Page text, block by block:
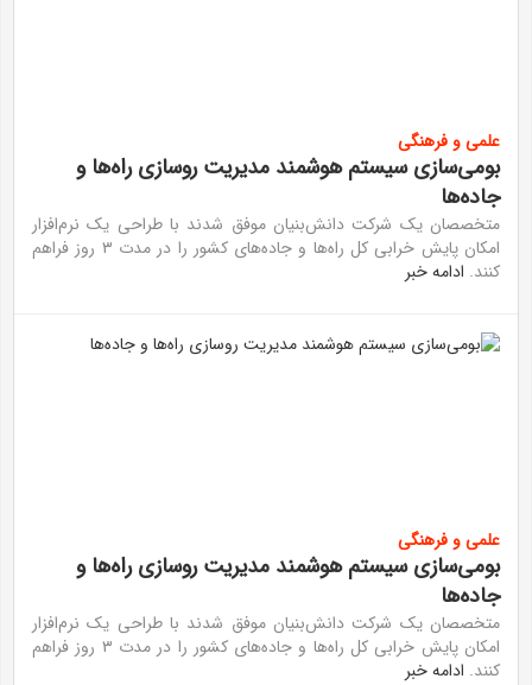
علمی و فرهنگی
بومی‌سازی سیستم هوشمند مدیریت روسازی راه‌ها و
جاده‌ها
متخصصان یک شرکت دانش‌بنیان موفق شدند با طراحی یک نرم‌افزار
امکان پایش خرابی کل راه‌ها و جاده‌های کشور را در مدت ۳ روز فراهم
کنند. ادامه خبر
علمی و فرهنگی
بومی‌سازی سیستم هوشمند مدیریت روسازی راه‌ها و
جاده‌ها
متخصصان یک شرکت دانش‌بنیان موفق شدند با طراحی یک نرم‌افزار
امکان پایش خرابی کل راه‌ها و جاده‌های کشور را در مدت ۳ روز فراهم
کنند. ادامه خبر